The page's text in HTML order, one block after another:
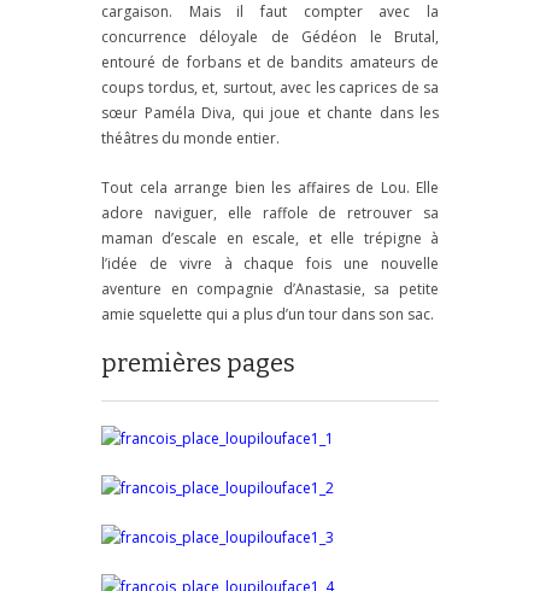
cargaison. Mais il faut compter avec la
concurrence déloyale de Gédéon le Brutal,
entouré de forbans et de bandits amateurs de
coups tordus, et, surtout, avec les caprices de sa
sœur Paméla Diva, qui joue et chante dans les
théâtres du monde entier.
Tout cela arrange bien les affaires de Lou. Elle
adore naviguer, elle raffole de retrouver sa
maman d’escale en escale, et elle trépigne à
l’idée de vivre à chaque fois une nouvelle
aventure en compagnie d’Anastasie, sa petite
amie squelette qui a plus d’un tour dans son sac.
premières pages